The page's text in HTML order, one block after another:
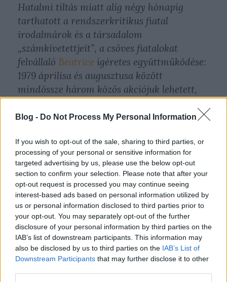
Blog - Do Not Process My Personal Information
If you wish to opt-out of the sale, sharing to third parties, or
processing of your personal or sensitive information for
targeted advertising by us, please use the below opt-out
section to confirm your selection. Please note that after your
opt-out request is processed you may continue seeing
interest-based ads based on personal information utilized by
us or personal information disclosed to third parties prior to
your opt-out. You may separately opt-out of the further
disclosure of your personal information by third parties on the
IAB’s list of downstream participants. This information may
also be disclosed by us to third parties on the IAB’s List of
Downstream Participants that may further disclose it to other
Hatalmi tiltás miatt alig négy hónapig
tarthatott a rendszerkritikus fiatal
irodalmárok és a társadalom
„számkivetettjeit”, a csöves fiatalokat
felvállaló Beatrice ígéretes együttműködése:
1979 áprilisa és augusztusa között
mindössze három közös akciójuk lehetett,
voltak annak, hogy a közvélekedéssel
milyen jól megfért egymással a magas
művészet és a tömegkultúra.